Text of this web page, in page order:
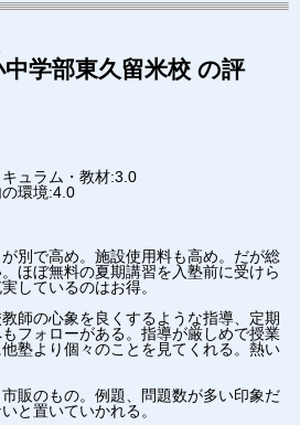
学部東久留米校 の評
ュラム・教材:3.0
環境:4.0
別で高め。施設使用料も高め。だが総
ほぼ無料の夏期講習を入塾前に受けら
しているのはお得。
師の心象を良くするような指導、定期
フォローがある。指導が厳しめで授業
塾より個々のことを見てくれる。熱い
販のもの。例題、問題数が多い印象だ
と置いていかれる。